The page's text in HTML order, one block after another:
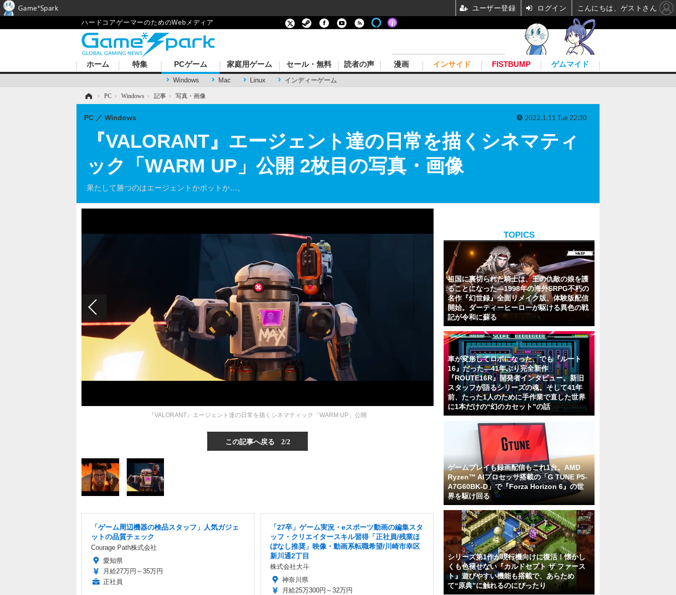
ハードコアゲーマーのためのWebメディア
ホーム 特集 PCゲーム
Windows Mac Linux インディーゲーム
家庭用ゲーム セール・無料 読者の声 漫画 インサイド FISTBUMP ゲムマイド
› PC › Windows › 記事 › 写真・画像
『VALORANT』エージェント達の日常を描くシネマティ
ック「WARM UP」公開 2枚目の写真・画像
果たして勝つのはエージェントかボットか…。
PC Windows 2022.1.11 Tue 22:30
『VALORANT』エージェント達の日常を描くシネマティック「WARM UP」公開
この記事へ戻る 2/2
「ゲーム周辺機器の検品スタッフ」人気ガジェ
ットの品質チェック
Courage Path株式会社
愛知県
月給27万円～35万円
正社員
「27卒」ゲーム実況・eスポーツ動画の編集スタ
ッフ・クリエイタースキル習得「正社員/残業ほ
ぼなし推奨」映像・動画系転職希望/川崎市幸区
新川通2丁目
株式会社大斗
神奈川県
月給25万300円～32万円
TOPICS
祖国に裏切られた騎士は、王の仇敵の娘を護
ることになった―1998年の海外SRPG不朽の
名作『幻世録』全面リメイク版、体験版配信
開始。ダーティーヒーローが駆ける異色の戦
記が令和に蘇る
車が変形してロボになった、でも『ルート
16』だった―41年ぶり完全新作
『ROUTE16R』開発者インタビュー。新旧
スタッフが語るシリーズの魂。そして41年
前、たった1人のために手作業で直した世界
に1本だけの“幻のカセット”の話
ゲームプレイも録画配信もこれ1台。AMD
Ryzen™ AIプロセッサ搭載の「G TUNE P5-
A7G60BK-D」で『Forza Horizon 6』の世
界を駆け回る
シリーズ第1作が現行機向けに復活！懐かし
くも色褪せない『カルドセプト ザ ファース
ト』遊びやすい機能も搭載で、あらため
て“原典”に触れるのにぴったり
Game*Spark ユーザー登録 ログイン こんにちは、ゲストさん